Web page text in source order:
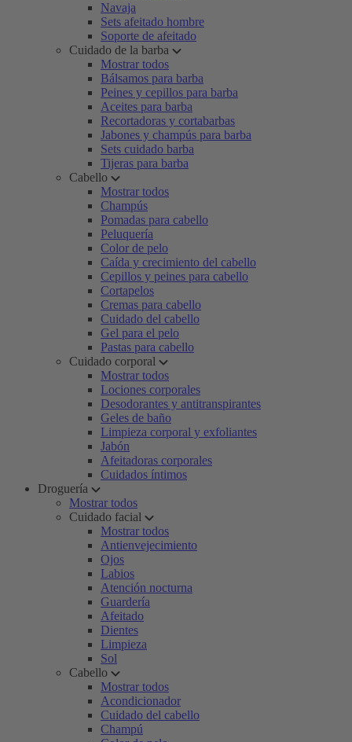
Navaja
Sets afeitado hombre
Soporte de afeitado
Cuidado de la barba
Mostrar todos
Bálsamos para barba
Peines y cepillos para barba
Aceites para barba
Recortadoras y cortabarbas
Jabones y champús para barba
Sets cuidado barba
Tijeras para barba
Cabello
Mostrar todos
Champús
Pomadas para cabello
Peluquería
Color de pelo
Caída y crecimiento del cabello
Cepillos y peines para cabello
Cortapelos
Cremas para cabello
Cuidado del cabello
Gel para el pelo
Pastas para cabello
Cuidado corporal
Mostrar todos
Lociones corporales
Desodorantes y antitranspirantes
Geles de baño
Limpieza corporal y exfoliantes
Jabón
Afeitadoras corporales
Cuidados íntimos
Droguería
Mostrar todos
Cuidado facial
Mostrar todos
Antienvejecimiento
Ojos
Labios
Atención nocturna
Guardería
Afeitado
Dientes
Limpieza
Sol
Cabello
Mostrar todos
Acondicionador
Cuidado del cabello
Champú